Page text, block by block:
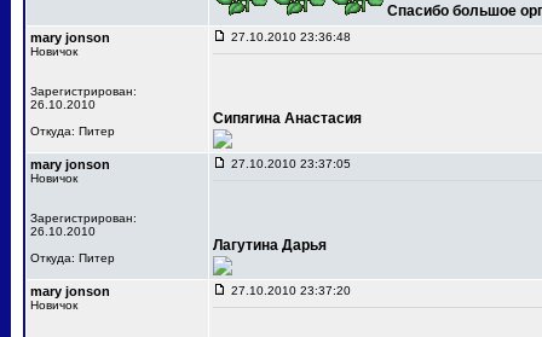
Спасибо большое
mary jonson
Новичок
Зарегистрирован:
26.10.2010
Откуда: Питер
27.10.2010 23:36:48
Сипягина Анастасия
mary jonson
Новичок
Зарегистрирован:
26.10.2010
Откуда: Питер
27.10.2010 23:37:05
Лагутина Дарья
mary jonson
Новичок
27.10.2010 23:37:20